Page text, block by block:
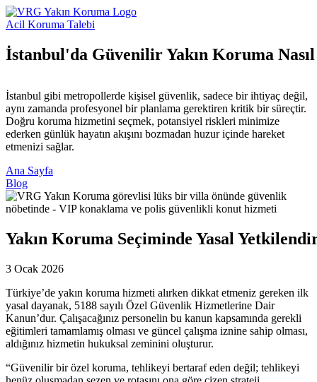
Acil Koruma Talebi
İstanbul'da Güvenilir Yakın Koruma
İstanbul gibi metropollerde kişisel güvenlik, sadece bir ihtiyaç değil,
aynı zamanda profesyonel bir planlama gerektiren kritik bir süreçtir.
Doğru koruma hizmetini seçmek, potansiyel riskleri minimize
ederken günlük hayatın akışını bozmadan huzur içinde hareket
etmenizi sağlar.
Ana Sayfa
Blog
Yakın Koruma Seçiminde Yasal
3 Ocak 2026
Türkiye’de yakın koruma hizmeti alırken dikkat etmeniz gereken ilk
yasal dayanak, 5188 sayılı Özel Güvenlik Hizmetlerine Dair
Kanun’dur. Çalışacağınız personelin bu kanun kapsamında gerekli
eğitimleri tamamlamış olması ve güncel çalışma iznine sahip olması,
aldığınız hizmetin hukuksal zeminini oluşturur.
“Güvenilir bir özel koruma, tehlikeyi bertaraf eden değil; tehlikeyi